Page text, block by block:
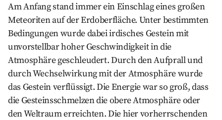
Am Anfang stand immer ein Einschlag eines großen
Meteoriten auf der Erdoberfläche. Unter bestimmten
Bedingungen wurde dabei irdisches Gestein mit
unvorstellbar hoher Geschwindigkeit in die
Atmosphäre geschleudert. Durch den Aufprall und
durch Wechselwirkung mit der Atmosphäre wurde
das Gestein verflüssigt. Die Energie war so groß, dass
die Gesteinsschmelzen die obere Atmosphäre oder
den Weltraum erreichten. Die hier vorherrschenden